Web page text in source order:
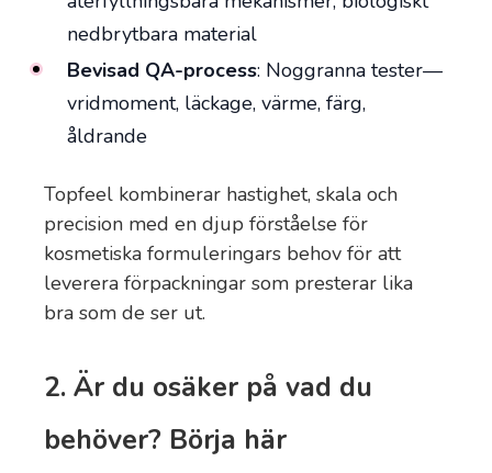
nedbrytbara material
Bevisad QA-process: Noggranna tester—
vridmoment, läckage, värme, färg,
åldrande
Topfeel kombinerar hastighet, skala och
precision med en djup förståelse för
kosmetiska formuleringars behov för att
leverera förpackningar som presterar lika
bra som de ser ut.
2. Är du osäker på vad du
behöver? Börja här